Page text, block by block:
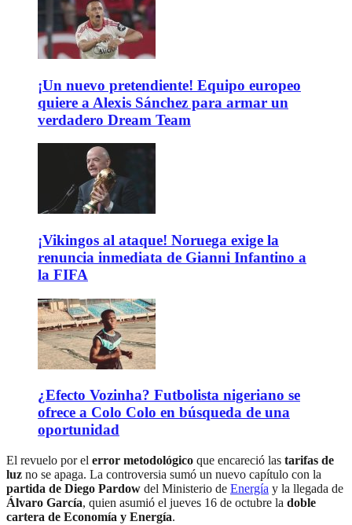
¡Un nuevo pretendiente! Equipo europeo
quiere a Alexis Sánchez para armar un
verdadero Dream Team
¡Vikingos al ataque! Noruega exige la
renuncia inmediata de Gianni Infantino a
la FIFA
¿Efecto Vozinha? Futbolista nigeriano se
ofrece a Colo Colo en búsqueda de una
oportunidad
El revuelo por el error metodológico que encareció las tarifas de
luz no se apaga. La controversia sumó un nuevo capítulo con la
partida de Diego Pardow del Ministerio de Energía y la llegada de
Álvaro García, quien asumió el jueves 16 de octubre la doble
cartera de Economía y Energía.